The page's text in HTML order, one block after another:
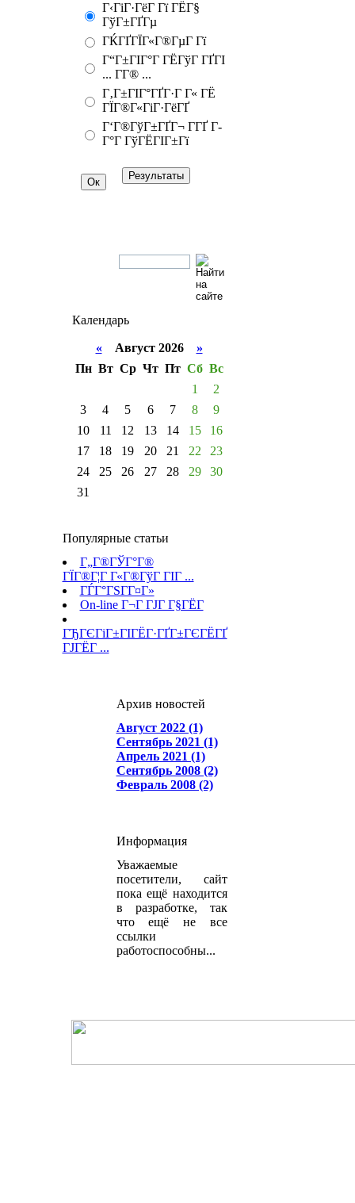
Г‹ГіГ·ГёГ Гї ГЁГ§
ГўГ±ГҐГµ
ГЌГҐГЇГ«Г®ГµГ Гї
Г“Г±ГІГ°Г ГЁГўГ ГҐГІ
... Г­Г® ...
Г‚Г±ГІГ°ГҐГ·Г Г« ГЁ
ГЇГ®Г«ГіГ·ГёГҐ
Г‘Г®ГўГ±ГҐГ¬ Г­ГҐ Г­
Г°Г ГўГЁГІГ±Гї
Календарь
«Август 2026 »
Пн Вт Ср Чт Пт Сб Вс
1
2
3
4 5 6 7 8
9
10
11 12 13 14 15
16
17
18 19 20 21 22
23
24
25 26 27 28 29
30
31
Популярные статьи
Г„Г®ГЎГ°Г®
ГЇГ®Г¦Г Г«Г®ГўГ ГІГ ...
ГЃГ°ГЅГ­Г¤Г»
On-line Г¬Г ГЈГ Г§ГЁГ­
ГЂГЄГіГ±ГІГЁГ·ГҐГ±ГЄГЁГҐ
ГЈГЁГ ...
Архив новостей
Август 2022 (1)
Сентябрь 2021 (1)
Апрель 2021 (1)
Сентябрь 2008 (2)
Февраль 2008 (2)
Информация
Уважаемые
посетители, сайт
пока ещё находится
в разработке, так
что ещё не все
ссылки
работоспособны...